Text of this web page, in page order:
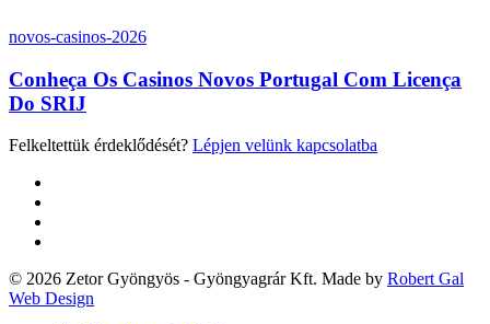
Conheça
Casinos
Novos
Portugal
Licença
novos-casinos-2026
Conheça Os Casinos Novos Portugal Com Licença
Do SRIJ
Felkeltettük érdeklődését? Lépjen velünk kapcsolatba
© 2026 Zetor Gyöngyös - Gyöngyagrár Kft. Made by Robert Gal
Web Design